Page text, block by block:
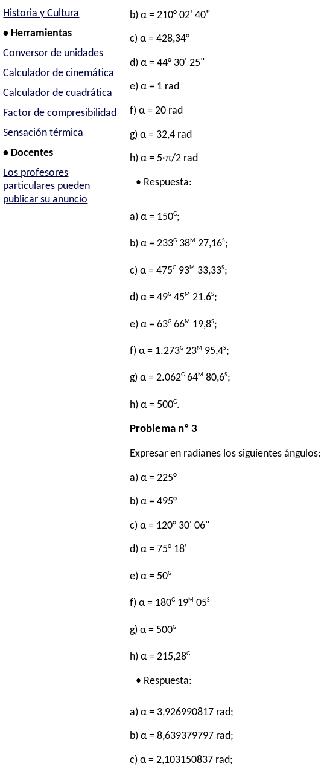
Historia y Cultura
• Herramientas
Conversor de unidades
Calculador de cinemática
Calculador de cuadrática
Factor de compresibilidad
Sensación térmica
• Docentes
Los profesores
particulares pueden
publicar su anuncio
b) α = 210° 02' 40"
c) α = 428,34°
d) α = 44° 30' 25"
e) α = 1 rad
f) α = 20 rad
g) α = 32,4 rad
h) α = 5·π/2 rad
• Respuesta:
a) α = 150G;
b) α = 233G 38M 27,16S;
c) α = 475G 93M 33,33S;
d) α = 49G 45M 21,6S;
e) α = 63G 66M 19,8S;
f) α = 1.273G 23M 95,4S;
g) α = 2.062G 64M 80,6S;
h) α = 500G.
Problema nº 3
Expresar en radianes los siguientes ángulos:
a) α = 225°
b) α = 495°
c) α = 120° 30' 06"
d) α = 75° 18'
e) α = 50G
f) α = 180G 19M 05S
g) α = 500G
h) α = 215,28G
• Respuesta:
a) α = 3,926990817 rad;
b) α = 8,639379797 rad;
c) α = 2,103150837 rad;